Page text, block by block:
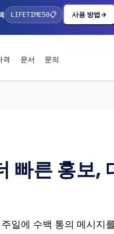
LIFETIME50📋 사용 방법→
격 문서 문의
빠른 홍보,
일에 수백 통의 메시지